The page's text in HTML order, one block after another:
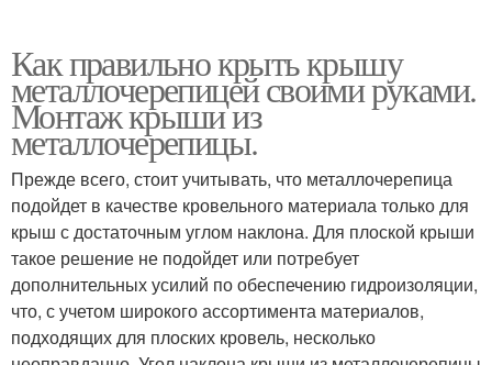
Как правильно крыть крышу
металлочерепицей своими руками.
Монтаж крыши из
металлочерепицы.
Прежде всего, стоит учитывать, что металлочерепица
подойдет в качестве кровельного материала только для
крыш с достаточным углом наклона. Для плоской крыши
такое решение не подойдет или потребует
дополнительных усилий по обеспечению гидроизоляции,
что, с учетом широкого ассортимента материалов,
подходящих для плоских кровель, несколько